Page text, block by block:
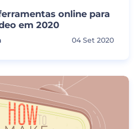
online para
em 2020
04 Set 2020